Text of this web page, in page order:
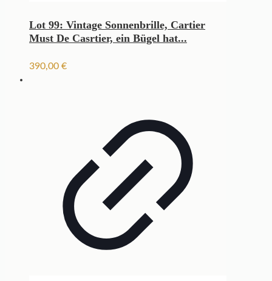
Lot 99: Vintage Sonnenbrille, Cartier
Must De Casrtier, ein Bügel hat...
390,00 €